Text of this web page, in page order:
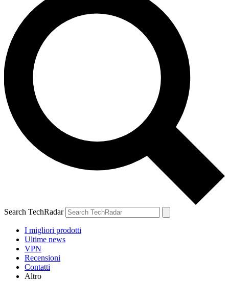
Search TechRadar
I migliori prodotti
Ultime news
VPN
Recensioni
Contatti
Altro